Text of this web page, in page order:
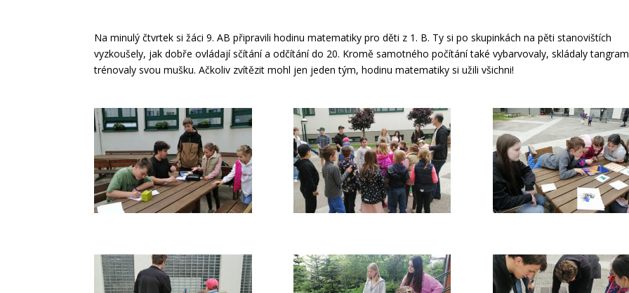
Na minulý čtvrtek si žáci 9. AB připravili hodinu matematiky pro děti z 1. B. Ty si po skupinkách na pěti stanovištích
vyzkoušely, jak dobře ovládají sčítání a odčítání do 20. Kromě samotného počítání také vybarvovaly, skládaly
trénovaly svou mušku. Ačkoliv zvítězit mohl jen jeden tým, hodinu matematiky si užili všichni!